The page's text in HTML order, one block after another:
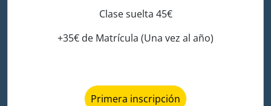
Clase suelta 45€
+35€ de Matrícula (Una vez al año)
Primera inscripción